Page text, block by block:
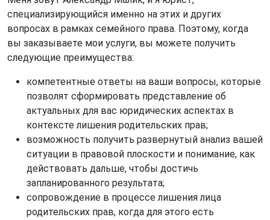
специализирующийся именно на этих и других
вопросах в рамках семейного права. Поэтому, когда
вы заказываете мои услуги, вы можете получить
следующие преимущества:
компетентные ответы на ваши вопросы, которые
позволят сформировать представление об
актуальных для вас юридических аспектах в
контексте лишения родительских прав;
возможность получить развернутый анализ вашей
ситуации в правовой плоскости и понимание, как
действовать дальше, чтобы достичь
запланированного результата;
сопровождение в процессе лишения лица
родительских прав, когда для этого есть